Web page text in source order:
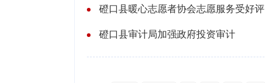
磴口县暖心志愿者协会志愿服务受好评
磴口县审计局加强政府投资审计